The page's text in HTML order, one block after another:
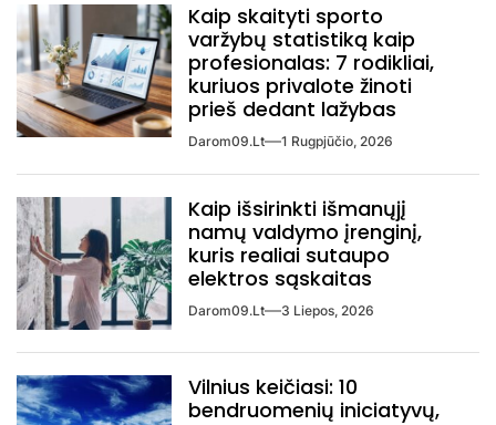
Kaip skaityti sporto
varžybų statistiką kaip
profesionalas: 7 rodikliai,
kuriuos privalote žinoti
prieš dedant lažybas
Darom09.lt 1 Rugpjūčio, 2026
Kaip išsirinkti išmanųjį
namų valdymo įrenginį,
kuris realiai sutaupo
elektros sąskaitas
Darom09.lt 3 Liepos, 2026
Vilnius keičiasi: 10
bendruomenių iniciatyvų,